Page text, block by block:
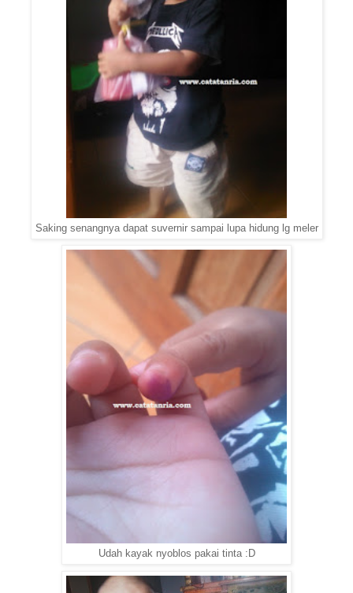
Saking senangnya dapat suvernir sampai lupa hidung lg meler
Udah kayak nyoblos pakai tinta :D